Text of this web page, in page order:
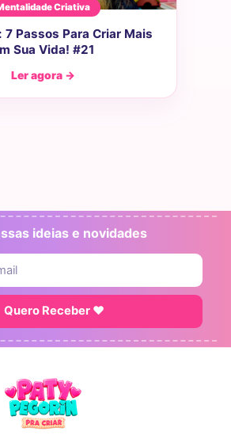
Criativa
Passos Para Criar Mais
Sua Vida! #21
Ler agora →
ideias e novidades
Quero Receber ♥